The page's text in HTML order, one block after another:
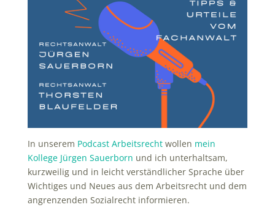
In unserem Podcast Arbeitsrechtwollen mein
Kollege Jürgen Sauerborn und ich unterhaltsam,
kurzweilig und in leicht verständlicher Sprache über
Wichtiges und Neues aus dem Arbeitsrecht und dem
angrenzenden Sozialrecht informieren.